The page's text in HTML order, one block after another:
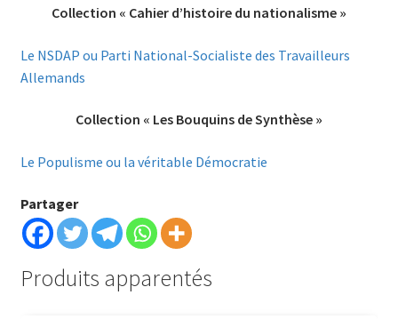
Collection « Cahier d’histoire du nationalisme »
Le NSDAP ou Parti National-Socialiste des Travailleurs
Allemands
Collection « Les Bouquins de Synthèse »
Le Populisme ou la véritable Démocratie
Partager
Produits apparentés